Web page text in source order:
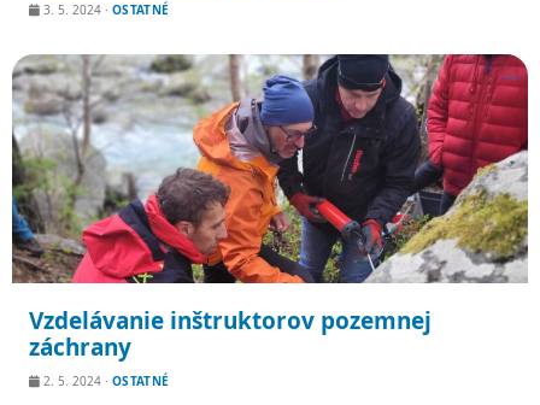
3. 5. 2024 · OSTATNÉ
Vzdelávanie inštruktorov pozemnej
záchrany
2. 5. 2024 · OSTATNÉ